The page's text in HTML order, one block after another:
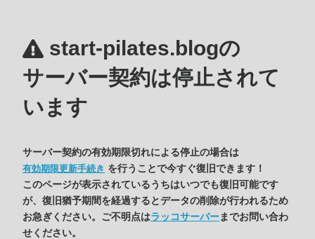
start-pilates.blogの
サーバー契約は停止されて
います
サーバー契約の有効期限切れによる停止の場合は
有効期限更新手続き を行うことで今すぐ復旧できます！
このページが表示されているうちはいつでも復旧可能です
が、復旧猶予期間を経過するとデータの削除が行われるため
お急ぎください。ご不明点はラッコサーバーまでお問い合わ
せください。